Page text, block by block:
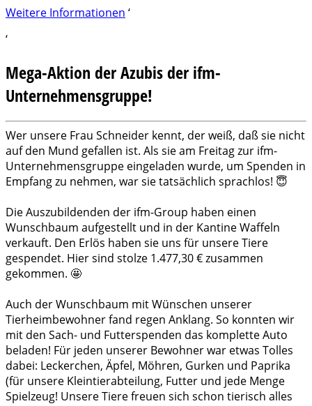
Weitere Informationen ‘
‘
Mega-Aktion der Azubis der ifm-
Unternehmensgruppe!
Wer unsere Frau Schneider kennt, der weiß, daß sie nicht
auf den Mund gefallen ist. Als sie am Freitag zur ifm-
Unternehmensgruppe eingeladen wurde, um Spenden in
Empfang zu nehmen, war sie tatsächlich sprachlos! 😇
Die Auszubildenden der ifm-Group haben einen
Wunschbaum aufgestellt und in der Kantine Waffeln
verkauft. Den Erlös haben sie uns für unsere Tiere
gespendet. Hier sind stolze 1.477,30 € zusammen
gekommen. 🤩
Auch der Wunschbaum mit Wünschen unserer
Tierheimbewohner fand regen Anklang. So konnten wir
mit den Sach- und Futterspenden das komplette Auto
beladen! Für jeden unserer Bewohner war etwas Tolles
dabei: Leckerchen, Äpfel, Möhren, Gurken und Paprika
(für unsere Kleintierabteilung, Futter und jede Menge
Spielzeug! Unsere Tiere freuen sich schon tierisch alles